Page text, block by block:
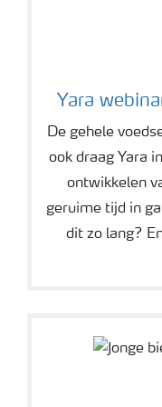
Yara
De gehele
ook draag Yara
ontwikkelen
geruime tijd in
dit zo lang?